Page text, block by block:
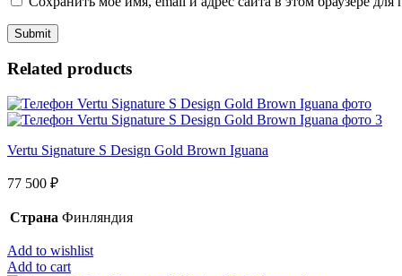
Related products
Vertu Signature S Design Gold Brown Iguana
77 500 ₽
Страна Финляндия
Add to wishlist
Add to cart